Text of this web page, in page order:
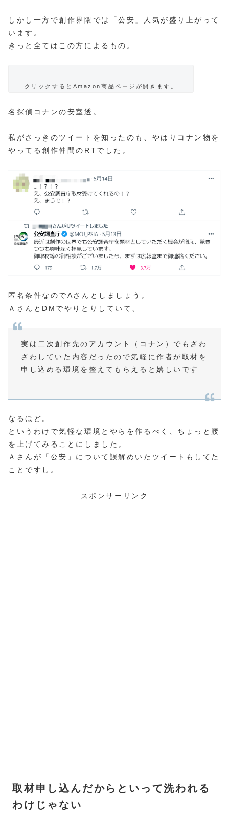
しかし一方で創作界隈では「公安」人気が盛り上がって
います。
きっと全てはこの方によるもの。
クリックするとAmazon商品ページが開きます。
名探偵コナンの安室透。
私がさっきのツイートを知ったのも、やはりコナン物を
やってる創作仲間のRTでした。
匿名条件なのでAさんとしましょう。
ＡさんとDMでやりとりしていて、
実は二次創作先のアカウント（コナン）でもざわ
ざわしていた内容だったので気軽に作者が取材を
申し込める環境を整えてもらえると嬉しいです
なるほど。
というわけで気軽な環境とやらを作るべく、ちょっと腰
を上げてみることにしました。
Ａさんが「公安」について誤解めいたツイートもしてた
ことですし。
スポンサーリンク
取材申し込んだからといって洗われる
わけじゃない